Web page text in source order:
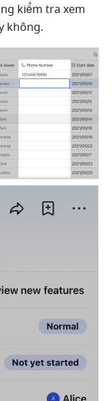
kiểm tra xem
không.